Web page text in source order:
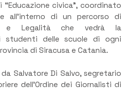
civica”, coordinato
all’interno di un percorso di
e Legalità che vedrà la
studenti delle scuole di ogni
di Siracusa e Catania.
Salvatore Di Salvo, segretario
dell’Ordine dei Giornalisti di